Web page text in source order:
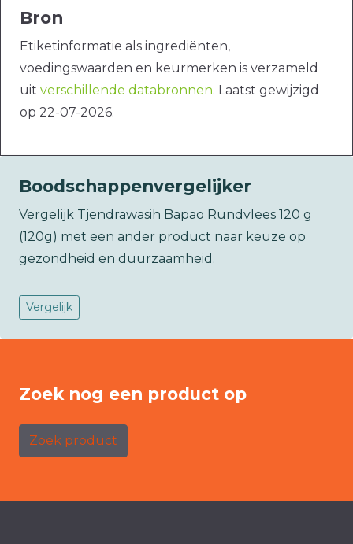
Bron
Etiketinformatie als ingrediënten,
voedingswaarden en keurmerken is verzameld
uit verschillende databronnen. Laatst gewijzigd
op 22-07-2026.
Boodschappenvergelijker
Vergelijk Tjendrawasih Bapao Rundvlees 120 g
(120g) met een ander product naar keuze op
gezondheid en duurzaamheid.
Vergelijk
Zoek nog een product op
Zoek product